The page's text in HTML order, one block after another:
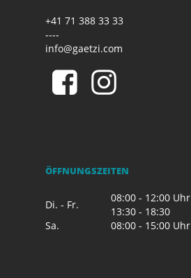
+41 71 388 33 33
----
info@gaetzi.com
ÖFFNUNGSZEITEN
Di. - Fr.
08:00 - 12:00 Uhr
13:30 - 18:30
Sa.
08:00 - 15:00 Uhr